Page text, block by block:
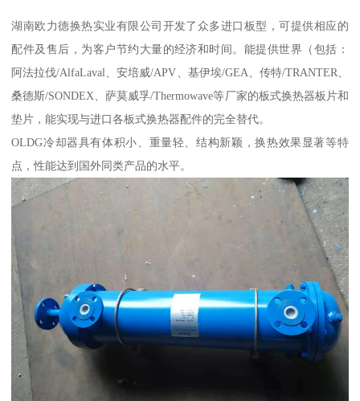
湖南欧力德换热实业有限公司开发了众多进口板型，可提供相应的
配件及售后，为客户节约大量的经济和时间。能提供世界（包括：
阿法拉伐/AlfaLaval、安培威/APV、基伊埃/GEA、传特/TRANTER、
桑德斯/SONDEX、萨莫威孚/Thermowave等厂家的板式换热器板片和
垫片，能实现与进口各板式换热器配件的完全替代。
OLDG冷却器具有体积小、重量轻、结构新颖，换热效果显著等特
点，性能达到国外同类产品的水平。